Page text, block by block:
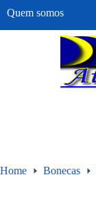
Quem somos
Home Bonecas